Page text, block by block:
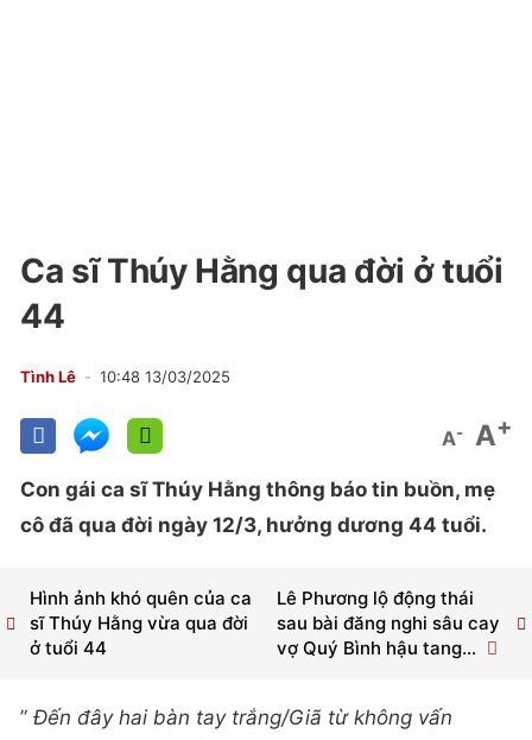
Ca sĩ Thúy Hằng qua đời ở tuổi
44
Tình Lê 10:48 13/03/2025
A- A+
Con gái ca sĩ Thúy Hằng thông báo tin buồn, mẹ
cô đã qua đời ngày 12/3, hưởng dương 44 tuổi.
Lê Phương lộ động thái
sau bài đăng nghi sâu cay
vợ Quý Bình hậu tang...
Hình ảnh khó quên của ca
sĩ Thúy Hằng vừa qua đời
ở tuổi 44
” Đến đây hai bàn tay trắng/Giã từ không vấn